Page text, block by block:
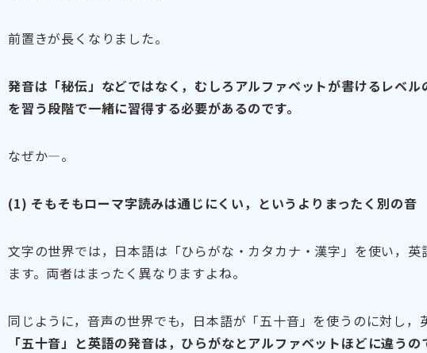
前置きが長くなりました。
発音は「秘伝」などではなく，むしろアルファベットが書けるレベ
を習う段階で一緒に習得する必要があるのです。
なぜか―。
(1) そもそもローマ字読みは通じにくい，というよりまったく別の音
文字の世界では，日本語は「ひらがな・カタカナ・漢字」を使い，
ます。両者はまったく異なりますよね。
同じように，音声の世界でも，日本語が「五十音」を使うのに対し，
「五十音」と英語の発音は，ひらがなとアルファベットほどに違うの